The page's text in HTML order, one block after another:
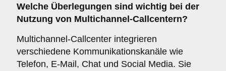
Welche Überlegungen sind wichtig bei der
Nutzung von Multichannel-Callcentern?
Multichannel-Callcenter integrieren
verschiedene Kommunikationskanäle wie
Telefon, E-Mail, Chat und Social Media. Sie